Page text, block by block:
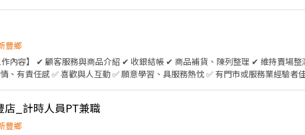
MIS/IT 資訊行政工讀生 #短期 #見紅休👇 👉 查看更多職缺：https://
時招募 ✨Gogoro｜台北/龜山/平鎮✨行政/倉儲/倉庫人員✨長短期派遣都在這👇
job-XDA1QwLMY0jx
豐鄉
店_計時人員PT兼職
豐鄉